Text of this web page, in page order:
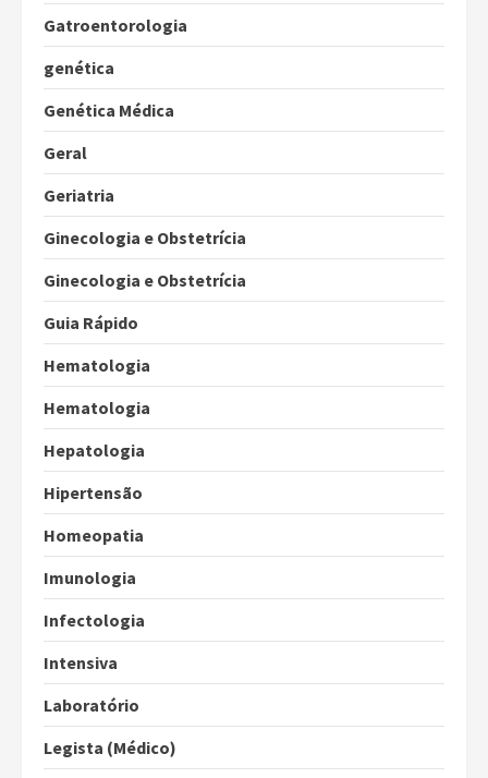
Gatroentorologia
genética
Genética Médica
Geral
Geriatria
Ginecologia e Obstetrícia
Ginecologia e Obstetrícia
Guia Rápido
Hematologia
Hematologia
Hepatologia
Hipertensão
Homeopatia
Imunologia
Infectologia
Intensiva
Laboratório
Legista (Médico)